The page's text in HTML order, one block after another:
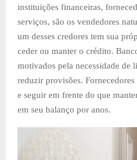
instituições financeiras,
serviços, são os vendedores
um desses credores tem sua
ceder ou manter o crédito.
motivados pela necessidade de
reduzir provisões.
e seguir em frente do que
em seu balanço por anos.